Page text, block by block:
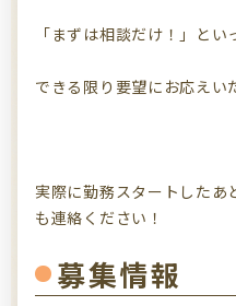
「まずは相談だけ！」と
できる限り要望にお応えい
実際に勤務スタートしたあ
も連絡ください！
募集情報